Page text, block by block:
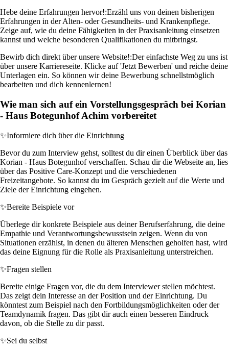
Hebe deine Erfahrungen hervor!:Erzähl uns von deinen bisherigen
Erfahrungen in der Alten- oder Gesundheits- und Krankenpflege.
Zeige auf, wie du deine Fähigkeiten in der Praxisanleitung einsetzen
kannst und welche besonderen Qualifikationen du mitbringst.
Bewirb dich direkt über unsere Website!:Der einfachste Weg zu uns ist
über unsere Karriereseite. Klicke auf 'Jetzt Bewerben' und reiche deine
Unterlagen ein. So können wir deine Bewerbung schnellstmöglich
bearbeiten und dich kennenlernen!
Wie man sich auf ein Vorstellungsgespräch bei Korian
- Haus Botegunhof Achim vorbereitet
✨Informiere dich über die Einrichtung
Bevor du zum Interview gehst, solltest du dir einen Überblick über das
Korian - Haus Botegunhof verschaffen. Schau dir die Webseite an, lies
über das Positive Care-Konzept und die verschiedenen
Freizeitangebote. So kannst du im Gespräch gezielt auf die Werte und
Ziele der Einrichtung eingehen.
✨Bereite Beispiele vor
Überlege dir konkrete Beispiele aus deiner Berufserfahrung, die deine
Empathie und Verantwortungsbewusstsein zeigen. Wenn du von
Situationen erzählst, in denen du älteren Menschen geholfen hast, wird
das deine Eignung für die Rolle als Praxisanleitung unterstreichen.
✨Fragen stellen
Bereite einige Fragen vor, die du dem Interviewer stellen möchtest.
Das zeigt dein Interesse an der Position und der Einrichtung. Du
könntest zum Beispiel nach den Fortbildungsmöglichkeiten oder der
Teamdynamik fragen. Das gibt dir auch einen besseren Eindruck
davon, ob die Stelle zu dir passt.
✨Sei du selbst